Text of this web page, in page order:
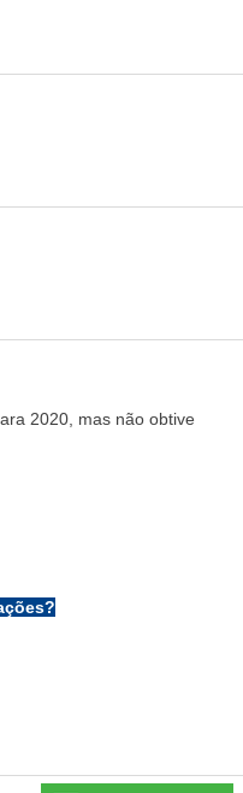
2020, mas não obtive